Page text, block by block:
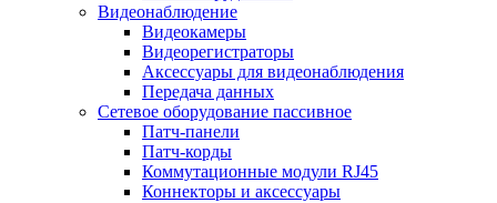
Видеонаблюдение
Видеокамеры
Видеорегистраторы
Аксессуары для видеонаблюдения
Передача данных
Сетевое оборудование пассивное
Патч-панели
Патч-корды
Коммутационные модули RJ45
Коннекторы и аксессуары